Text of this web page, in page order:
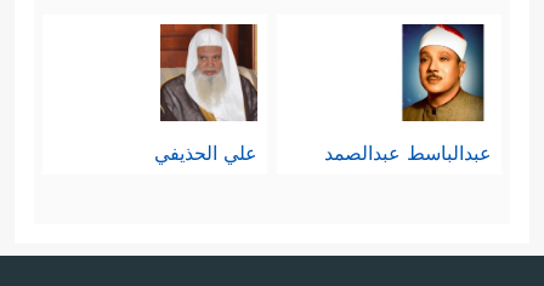
عبدالباسط عبدالصمد علي الحذيفي